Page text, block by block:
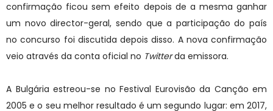
confirmação ficou sem efeito depois de a mesma ganhar
um novo director-geral, sendo que a participação do país
no concurso foi discutida depois disso. A nova confirmação
veio através da conta oficial no Twitterda emissora.
A Bulgária estreou-se no Festival Eurovisão da Canção em
2005 e o seu melhor resultado é um segundo lugar: em 2017,